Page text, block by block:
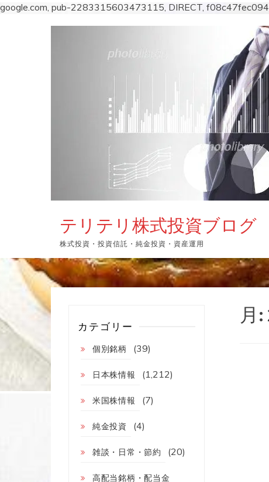
google.com, pub-2283315603473115, DIRECT,
テリテリ株式投資ブロ
株式投資・投資信託・純金投資・資産運用
月:
カテゴリー
個別銘柄 (39)
日本株情報 (1,212)
米国株情報 (7)
純金投資 (4)
雑談・日常・節約 (20)
高配当銘柄・配当金